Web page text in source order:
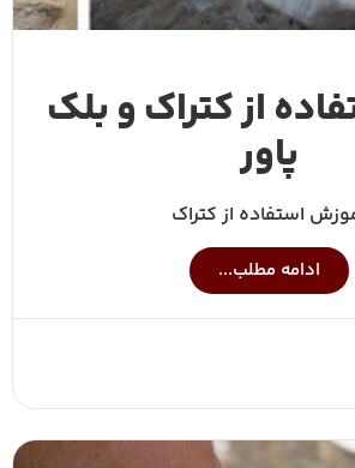
از کتراک و بلک
پاور
استفاده از کتراک
ادامه مطلب...